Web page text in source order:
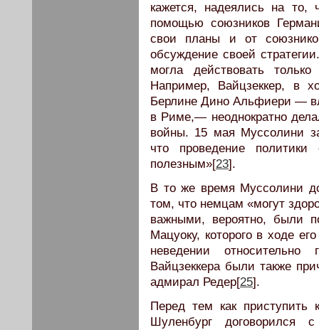
кажется, надеялись на то,
помощью союзников
свои планы и от
обсуждение своей
могла действовать
Например, Вайцзеккер, в
Берлине Дино Альфиери —
в Риме,— неоднократно
войны. 15 мая Муссолини
что проведение
полезным»[23].
В то же время Муссолини
том, что немцам «могут
важными, вероятно, были
Мацуоку, которого в ходе
неведении
Вайцзеккера были также
адмирал Редер[25].
Перед тем как
Шуленбург договорился